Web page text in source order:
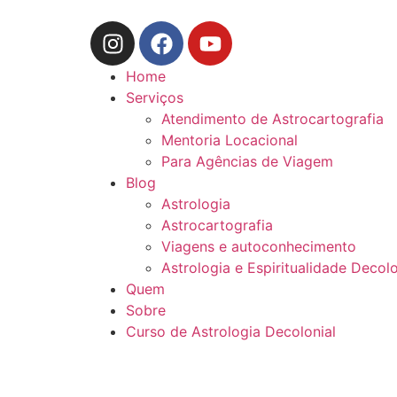
Home
Serviços
Atendimento de Astrocartografia
Mentoria Locacional
Para Agências de Viagem
Blog
Astrologia
Astrocartografia
Viagens e autoconhecimento
Astrologia e Espiritualidade
Quem
Sobre
Curso de Astrologia Decolonial